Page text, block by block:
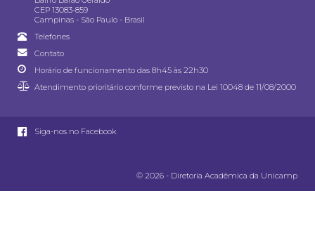
CEP 13083-859
Campinas - São Paulo - Brasil
Telefones
Contato
Horário de funcionamento das 8h45 às 22h30
Atendimento prioritário conforme previsto na Lei 10048 de 11/08/2000
Siga-nos no Facebook
© 2026 - Diretoria Acadêmica da Unicamp